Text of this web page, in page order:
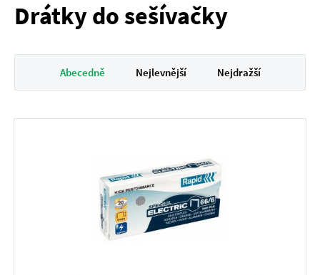
Drátky do sešívačky
Abecedně Nejlevnější Nejdražší